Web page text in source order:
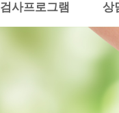
검사프로그램 상